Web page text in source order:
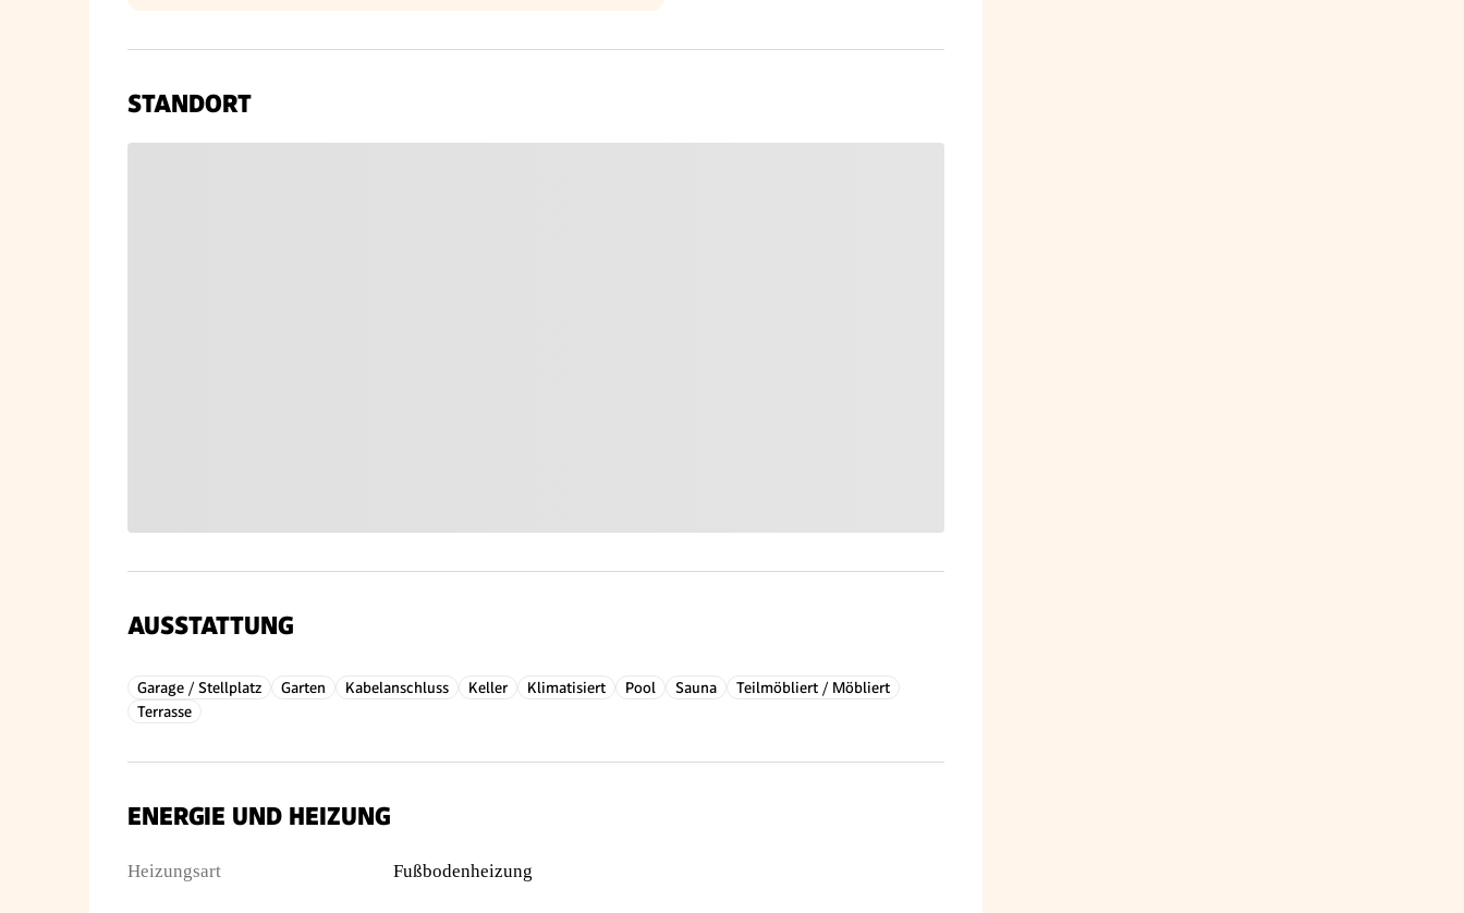
STANDORT
AUSSTATTUNG
Garage / Stellplatz Garten Kabelanschluss Keller Klimatisiert Pool Sauna
Teilmöbliert / Möbliert
Terrasse
ENERGIE UND HEIZUNG
Heizungsart Fußbodenheizung